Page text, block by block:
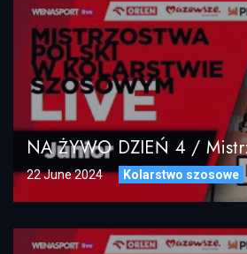
22 June 2024 Kolarstwo szosowe